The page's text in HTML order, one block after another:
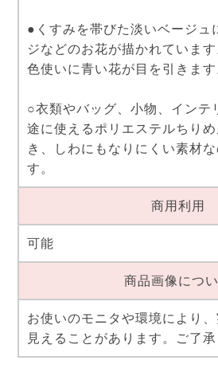
●くすみを帯びた淡いベージュ
ジなどのお花が描かれていま
色使いに青い花が目を引きます
○衣類やバッグ、小物、インテ
途に使えるポリエステルちり
き、しわにもなりにくい素材
す。
商用利用
可能
商品画像につ
お使いのモニタや環境により
見えることがあります。ご了承